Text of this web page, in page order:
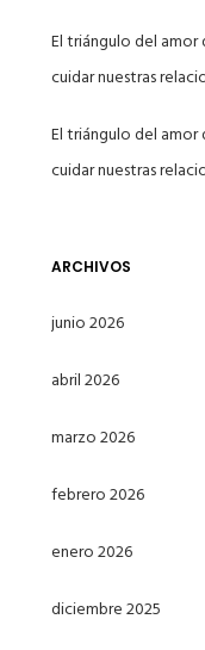
El triángulo del
cuidar nuestras
El triángulo del
cuidar nuestras
ARCHIVOS
junio 2026
abril 2026
marzo 2026
febrero 2026
enero 2026
diciembre 2025